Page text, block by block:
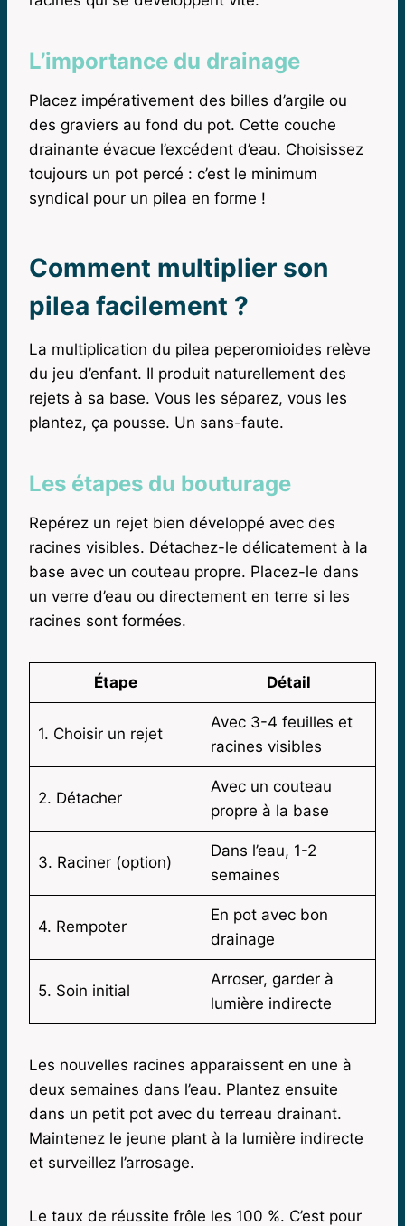
L’importance du drainage
Placez impérativement des billes d’argile ou
des graviers au fond du pot. Cette couche
drainante évacue l’excédent d’eau. Choisissez
toujours un pot percé : c’est le minimum
syndical pour un pilea en forme !
Comment multiplier son
pilea facilement ?
La multiplication du pilea peperomioides relève
du jeu d’enfant. Il produit naturellement des
rejets à sa base. Vous les séparez, vous les
plantez, ça pousse. Un sans-faute.
Les étapes du bouturage
Repérez un rejet bien développé avec des
racines visibles. Détachez-le délicatement à la
base avec un couteau propre. Placez-le dans
un verre d’eau ou directement en terre si les
racines sont formées.
Étape Détail
1. Choisir un rejet
Avec 3-4 feuilles et
racines visibles
2. Détacher
Avec un couteau
propre à la base
3. Raciner (option)
Dans l’eau, 1-2
semaines
4. Rempoter
En pot avec bon
drainage
5. Soin initial
Arroser, garder à
lumière indirecte
Les nouvelles racines apparaissent en une à
deux semaines dans l’eau. Plantez ensuite
dans un petit pot avec du terreau drainant.
Maintenez le jeune plant à la lumière indirecte
et surveillez l’arrosage.
Le taux de réussite frôle les 100 %. C’est pour